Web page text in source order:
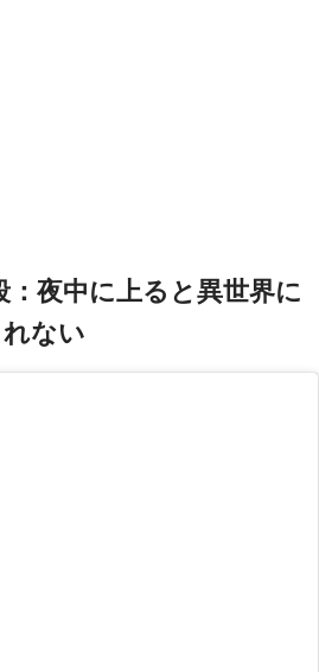
夜中に上ると異世界に
ない